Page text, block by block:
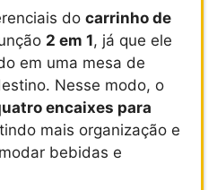
do carrinho de
2 em 1, já que ele
em uma mesa de
Nesse modo, o
encaixes para
mais organização e
bebidas e